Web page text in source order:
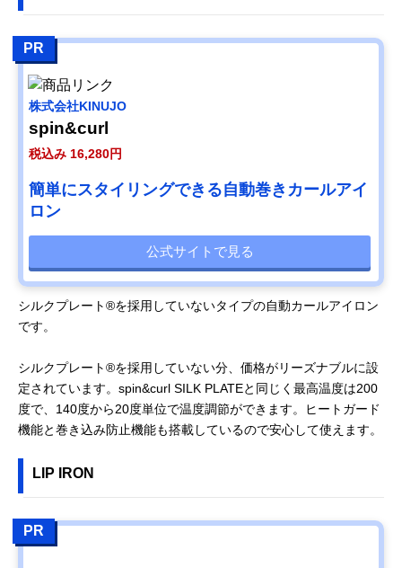
PR
株式会社KINUJO
spin&curl
税込み 16,280円
簡単にスタイリングできる自動巻きカールアイ
ロン
公式サイトで見る
シルクプレート®を採用していないタイプの自動カールアイロン
です。
シルクプレート®を採用していない分、価格がリーズナブルに設
定されています。spin&curl SILK PLATEと同じく最高温度は200
度で、140度から20度単位で温度調節ができます。ヒートガード
機能と巻き込み防止機能も搭載しているので安心して使えます。
LIP IRON
PR